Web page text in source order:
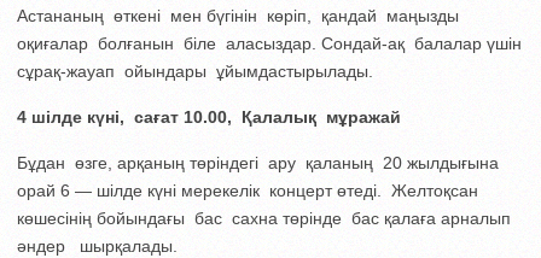
Астананың өткені мен бүгінін көріп, қандай маңызды
оқиғалар болғанын біле аласыздар. Сондай-ақ балалар үшін
сұрақ-жауап ойындары ұйымдастырылады.
4 шілде күні, сағат 10.00, Қалалық мұражай
Бұдан өзге, арқаның төріндегі ару қаланың 20 жылдығына
орай 6 — шілде күні мерекелік концерт өтеді. Желтоқсан
көшесінің бойындағы бас сахна төрінде бас қалаға арналып
әндер шырқалады.